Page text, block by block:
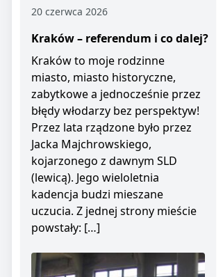
20 czerwca 2026
Kraków – referendum i co dalej?
Kraków to moje rodzinne
miasto, miasto historyczne,
zabytkowe a jednocześnie przez
błędy włodarzy bez perspektyw!
Przez lata rządzone było przez
Jacka Majchrowskiego,
kojarzonego z dawnym SLD
(lewicą). Jego wieloletnia
kadencja budzi mieszane
uczucia. Z jednej strony mieście
powstały: […]